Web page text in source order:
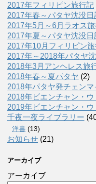
2017年フィリピン旅行記
2017年春～パタヤ沈没日
2017年5月～6月ラオス
2017年夏～パタヤ沈没日
2017年10月フィリピン
2017年～2018年パタヤ
2018年3月アンヘレス旅
2018年春～夏パタヤ (2)
2018年パタヤ発チェン
2018年ビエンチャン・
2019年ビエンチャン・ウ
千夜一夜ライブラリー
洋書 (13)
お知らせ (21)
アーカイブ
アーカイブ